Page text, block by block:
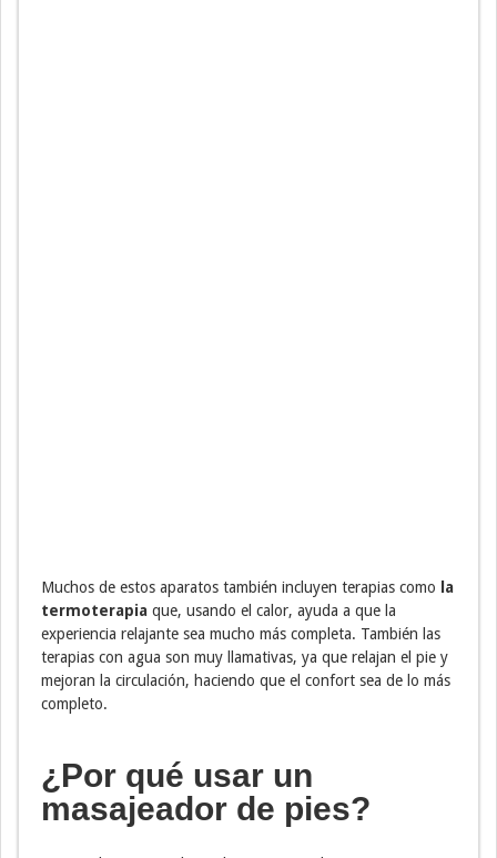
Muchos de estos aparatos también incluyen terapias como
la
termoterapia que, usando el calor, ayuda a que la
experiencia relajante sea mucho más completa. También las
terapias con agua son muy llamativas, ya que relajan el pie y
mejoran la circulación, haciendo que el confort sea de lo más
completo.
¿Por qué usar un
masajeador de pies?